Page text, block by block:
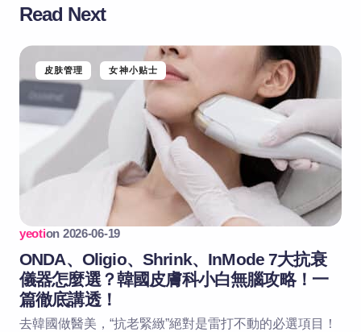
Read Next
皮肤管理 女神小贴士
yeotion 2026-06-19
ONDA、Oligio、Shrink、InMode 7大抗衰
儀器怎麼選？韓國皮膚科小白無腦攻略！一
篇徹底講透！
去韓國做醫美，“抗老緊緻”絕對是雷打不動的必選項目！